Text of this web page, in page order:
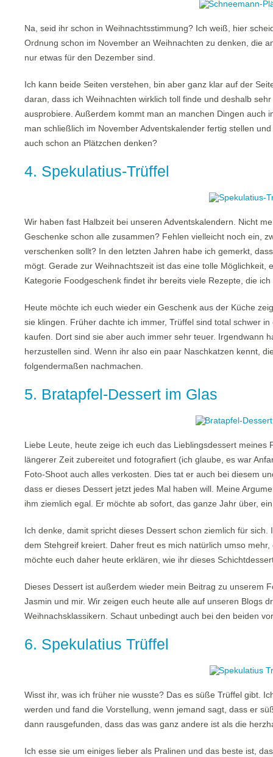
Na, seid ihr schon in Weihnachtsstimmung? Ich weiß, hier
Ordnung schon im November an Weihnachten zu denken, die
nur etwas für den Dezember sind.
Ich kann beide Seiten verstehen, bin aber ganz klar auf der
daran, dass ich Weihnachten wirklich toll finde und deshalb
ausprobiere. Außerdem kommt man an manchen Dingen auch
man schließlich im November Adventskalender fertig stellen
auch schon an Plätzchen denken?
4. Spekulatius-Trüffel
Wir haben fast Halbzeit bei unseren Adventskalendern. Nicht
Geschenke schon alle zusammen? Fehlen vielleicht noch ein,
verschenken sollt? In den letzten Jahren habe ich gemerkt,
mögt. Gerade zur Weihnachtszeit ist das eine tolle Möglichkeit,
Kategorie Foodgeschenk findet ihr bereits viele Rezepte, die
Heute möchte ich euch wieder ein Geschenk aus der Küche
sie klingen. Früher dachte ich immer, Trüffel sind total schwer
kaufen. Dort sind sie aber auch immer sehr teuer. Irgendwann
herzustellen sind. Wenn ihr also ein paar Naschkatzen kennt,
folgendermaßen nachmachen.
5. Bratapfel-Dessert im Glas
Liebe Leute, heute zeige ich euch das Lieblingsdessert
längerer Zeit zubereitet und fotografiert (ich glaube, es war
Foto-Shoot auch alles verkosten. Dies tat er auch bei diesem
dass er dieses Dessert jetzt jedes Mal haben will. Meine
ihm ziemlich egal. Er möchte ab sofort, das ganze Jahr über,
Ich denke, damit spricht dieses Dessert schon ziemlich für
dem Stehgreif kreiert. Daher freut es mich natürlich umso
möchte euch daher heute erklären, wie ihr dieses
Dieses Dessert ist außerdem wieder mein Beitrag zu unserem
Jasmin und mir. Wir zeigen euch heute alle auf unseren Blogs
Weihnachsklassikern. Schaut unbedingt auch bei den beiden
6. Spekulatius Trüffel
Wisst ihr, was ich früher nie wusste? Das es süße Trüffel gibt.
werden und fand die Vorstellung, wenn jemand sagt, dass er
dann rausgefunden, dass das was ganz andere ist als die
Ich esse sie um einiges lieber als Pralinen und das beste ist,